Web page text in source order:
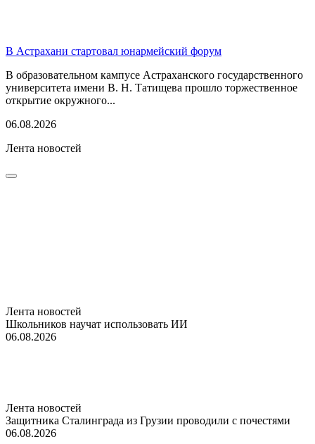
В Астрахани стартовал юнармейский форум
В образовательном кампусе Астраханского государственного
университета имени В. Н. Татищева прошло торжественное
открытие окружного...
06.08.2026
Лента новостей
Лента новостей
Школьников научат использовать ИИ
06.08.2026
Лента новостей
Защитника Сталинграда из Грузии проводили с почестями
06.08.2026